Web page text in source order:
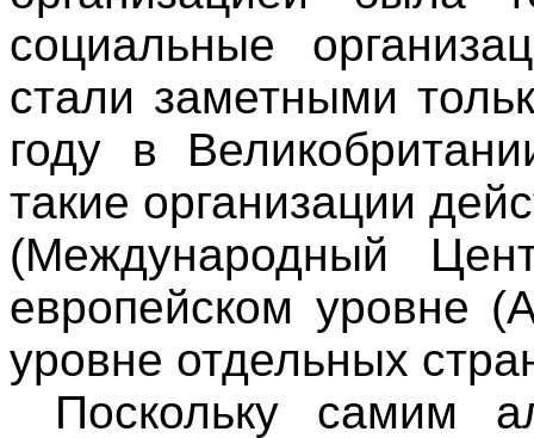
социальные
стали заметными
году в
такие организации
(Международный
европейском уровне
уровне отдельных
Поскольку самим